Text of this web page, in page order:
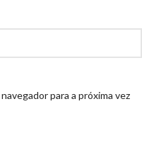
para a próxima vez